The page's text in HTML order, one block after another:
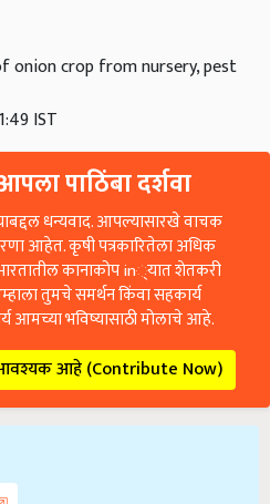
onion crop from nursery, pest
IST
पाठिंबा दर्शवा
धन्यवाद. आपल्यासारखे वाचक
आहेत. कृषी पत्रकारितेला अधिक
कानाकोप in्यात शेतकरी
तुमचे समर्थन किंवा सहकार्य
भविष्यासाठी मोलाचे आहे.
आहे (Contribute Now)